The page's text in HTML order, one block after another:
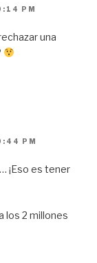
PM
una
PM
¡Eso es tener
los 2 millones